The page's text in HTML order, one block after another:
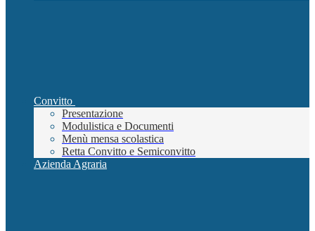
Convitto
Presentazione
Modulistica e Documenti
Menù mensa scolastica
Retta Convitto e Semiconvitto
Azienda Agraria